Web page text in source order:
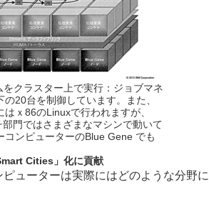
をクラスター上で実行：ジョブマネ
の20台を制御しています。また、
はｘ86のLinuxで行われますが、
門ではさまざまなマシンで動いて
コンピューターのBlue Gene でも
Cities」化に貢献
ューターは実際にはどのような分野に